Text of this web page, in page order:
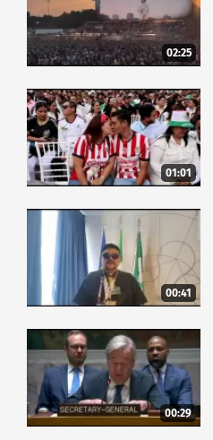
02:25
01:01
00:41
00:29